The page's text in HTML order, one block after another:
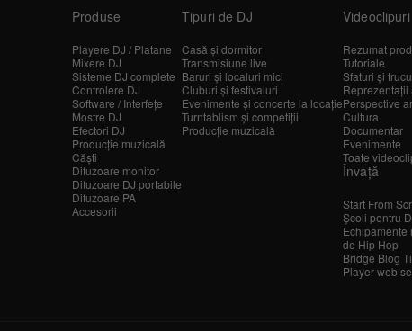
Produse
Playere DJ / Platane
Mixere DJ
Sisteme DJ complete
Controlere DJ
Software / Interfețe
Mostre DJ
Efectori DJ
Producție muzicală
Căști
Difuzoare monitor
Difuzoare DJ portabile
Difuzoare PA
Accesorii
Tipuri de DJ
Casă și dormitor
Transmisiune live
Baruri și localuri mici
Cluburi și festivaluri
Evenimente și concerte la locație
Turntablism și competiții
Producție muzicală
Videoclipuri
Rezumat
Tutoriale
Sfaturi și
Reprezentații
Perspective
Cultura
Documentar
Evenimente
Toate
Învață
Start From
Școli pentru
Echipamente
de Hip Hop
Bridge Blog
Player web